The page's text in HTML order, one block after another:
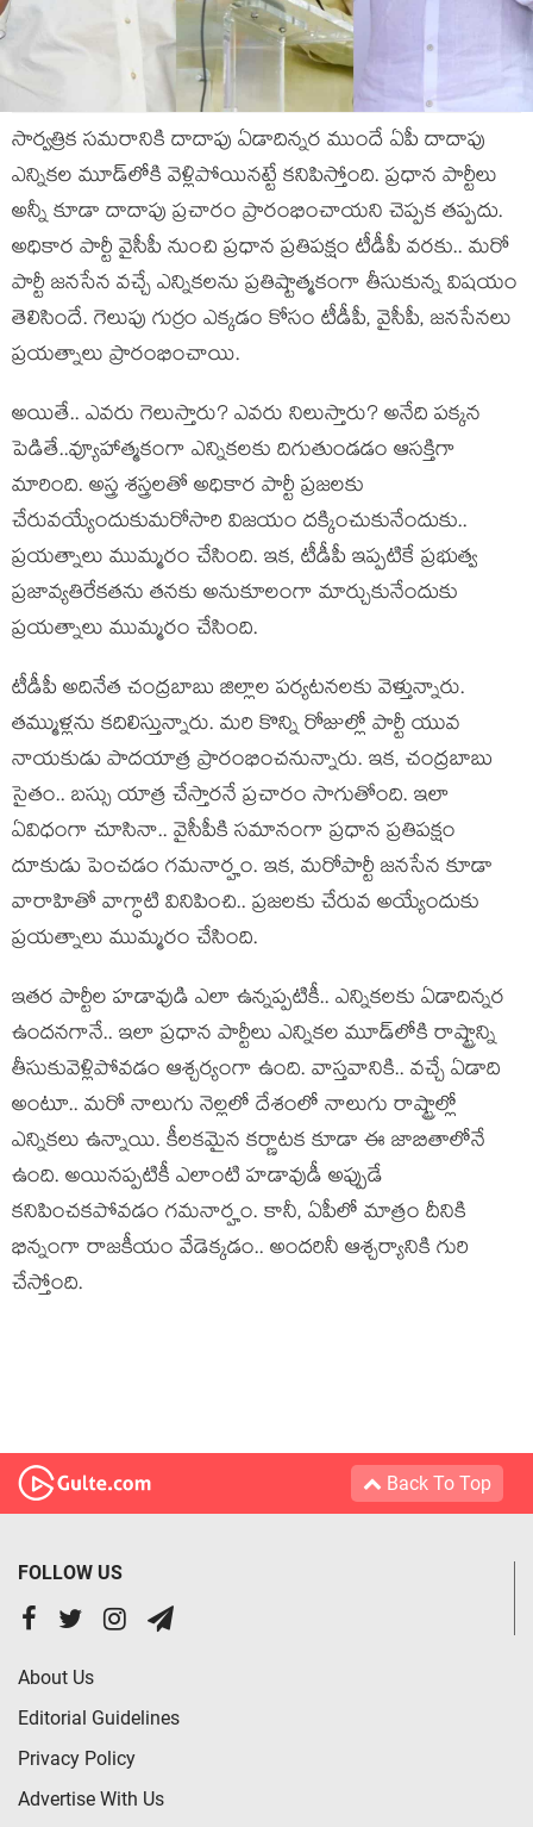
సార్వ‌త్రిక స‌మ‌రానికి దాదాపు ఏడాదిన్న‌ర ముందే ఏపీ దాదాపు
ఎన్నిక‌ల మూడ్‌లోకి వెళ్లిపోయిన‌ట్టే క‌నిపిస్తోంది. ప్ర‌ధాన పార్టీలు
అన్నీ కూడా దాదాపు ప్ర‌చారం ప్రారంభించాయ‌ని చెప్ప‌క త‌ప్ప‌దు.
అధికార పార్టీ వైసీపీ నుంచి ప్ర‌ధాన ప్ర‌తిప‌క్షం టీడీపీ వ‌ర‌కు.. మ‌రో
పార్టీ జ‌న‌సేన వ‌చ్చే ఎన్నిక‌ల‌ను ప్ర‌తిష్టాత్మ‌కంగా తీసుకున్న విష‌యం
తెలిసిందే. గెలుపు గుర్రం ఎక్క‌డం కోసం టీడీపీ, వైసీపీ, జ‌న‌సేన‌లు
ప్ర‌య‌త్నాలు ప్రారంభించాయి.
అయితే.. ఎవ‌రు గెలుస్తారు? ఎవ‌రు నిలుస్తారు? అనేది ప‌క్క‌న
పెడితే..వ్యూహాత్మ‌కంగా ఎన్నిక‌ల‌కు దిగుతుండ‌డం ఆస‌క్తిగా
మారింది. అస్త్ర శ‌స్త్ర‌ల‌తో అధికార పార్టీ ప్ర‌జ‌ల‌కు
చేరువయ్యేందుకుమ‌రోసారి విజ‌యం ద‌క్కించుకునేందుకు..
ప్ర‌య‌త్నాలు ముమ్మ‌రం చేసింది. ఇక‌, టీడీపీ ఇప్ప‌టికే ప్ర‌భుత్వ
ప్ర‌జావ్య‌తిరేక‌త‌ను త‌న‌కు అనుకూలంగా మార్చుకునేందుకు
ప్ర‌య‌త్నాలు ముమ్మ‌రం చేసింది.
టీడీపీ అదినేత చంద్ర‌బాబు జిల్లాల ప‌ర్య‌ట‌న‌ల‌కు వెళ్తున్నారు.
త‌మ్ముళ్ల‌ను క‌దిలిస్తున్నారు. మ‌రి కొన్ని రోజుల్లో పార్టీ యువ
నాయ‌కుడు పాద‌యాత్ర ప్రారంభించ‌నున్నారు. ఇక‌, చంద్ర‌బాబు
సైతం.. బ‌స్సు యాత్ర చేస్తార‌నే ప్ర‌చారం సాగుతోంది. ఇలా
ఏవిధంగా చూసినా.. వైసీపీకి స‌మానంగా ప్ర‌ధాన ప్ర‌తిప‌క్షం
దూకుడు పెంచ‌డం గ‌మ‌నార్హం. ఇక‌, మ‌రోపార్టీ జ‌న‌సేన కూడా
వారాహితో వాగ్ధాటి వినిపించి.. ప్ర‌జ‌ల‌కు చేరువ అయ్యేందుకు
ప్ర‌య‌త్నాలు ముమ్మ‌రం చేసింది.
ఇత‌ర పార్టీల హ‌డావుడి ఎలా ఉన్న‌ప్ప‌టికీ.. ఎన్నిక‌ల‌కు ఏడాదిన్నర
ఉంద‌న‌గానే.. ఇలా ప్ర‌ధాన పార్టీలు ఎన్నిక‌ల మూడ్‌లోకి రాష్ట్రాన్ని
తీసుకువెళ్లిపోవ‌డం ఆశ్చ‌ర్యంగా ఉంది. వాస్త‌వానికి.. వ‌చ్చే ఏడాది
అంటూ.. మ‌రో నాలుగు నెల్ల‌లో దేశంలో నాలుగు రాష్ట్రాల్లో
ఎన్నిక‌లు ఉన్నాయి. కీల‌క‌మైన క‌ర్ణాట‌క కూడా ఈ జాబితాలోనే
ఉంది. అయిన‌ప్ప‌టికీ ఎలాంటి హ‌డావుడీ అప్పుడే
క‌నిపించ‌క‌పోవ‌డం గ‌మ‌నార్హం. కానీ, ఏపీలో మాత్రం దీనికి
భిన్నంగా రాజ‌కీయం వేడెక్క‌డం.. అంద‌రినీ ఆశ్చ‌ర్యానికి గురి
చేస్తోంది.
Back To Top
FOLLOW US
About Us
Editorial Guidelines
Privacy Policy
Advertise With Us